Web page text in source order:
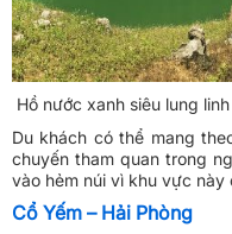
Hồ nước xanh siêu lung
Du khách có thể mang
chuyến tham quan trong
vào hẻm núi vì khu vực này
Cổ Yếm – Hải Phòng